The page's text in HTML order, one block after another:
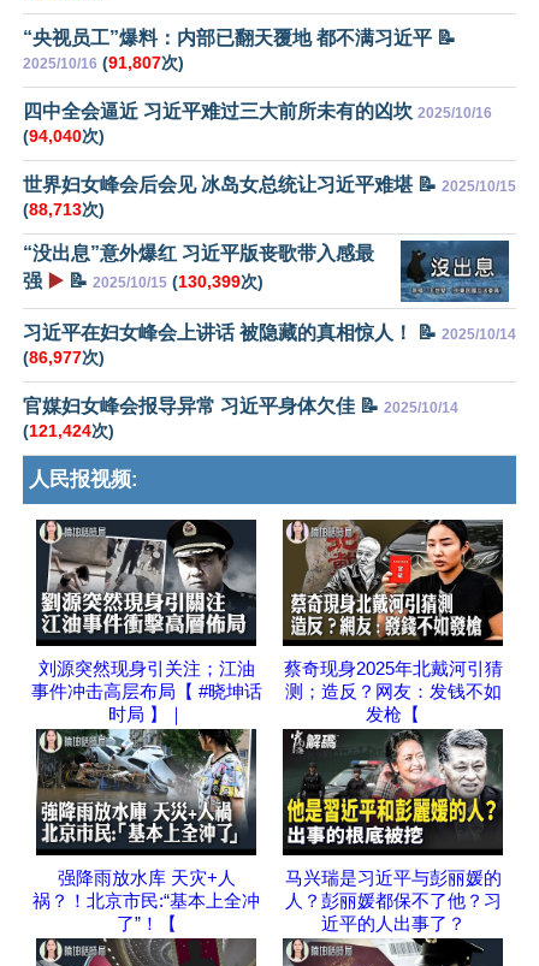
“央视员工”爆料：内部已翻天覆地 都不满习近平 📝
2025/10/16 (91,807次)
四中全会逼近 习近平难过三大前所未有的凶坎 2025/10/16
(94,040次)
世界妇女峰会后会见 冰岛女总统让习近平难堪 📝 2025/10/15
(88,713次)
“没出息”意外爆红 习近平版丧歌带入感最
强 ▶️ 📝 2025/10/15 (130,399次)
习近平在妇女峰会上讲话 被隐藏的真相惊人！ 📝 2025/10/14
(86,977次)
官媒妇女峰会报导异常 习近平身体欠佳 📝 2025/10/14
(121,424次)
人民报视频:
刘源突然现身引关注；江油
事件冲击高层布局【 #晓坤话
时局 】｜
蔡奇现身2025年北戴河引猜
测；造反？网友：发钱不如
发枪【
强降雨放水库 天灾+人
祸？！北京市民:“基本上全冲
了”！【
马兴瑞是习近平与彭丽媛的
人？彭丽媛都保不了他？习
近平的人出事了？